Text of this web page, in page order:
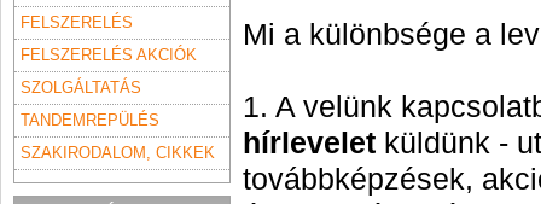
FELSZERELÉS
FELSZERELÉS AKCIÓK
SZOLGÁLTATÁS
TANDEMREPÜLÉS
SZAKIRODALOM, CIKKEK
Mi a különbsége a
1. A velünk
hírlevelet küldünk -
továbbképzések,